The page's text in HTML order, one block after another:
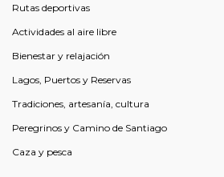
Rutas deportivas
Actividades al aire libre
Bienestar y relajación
Lagos, Puertos y Reservas
Tradiciones, artesanía, cultura
Peregrinos y Camino de Santiago
Caza y pesca